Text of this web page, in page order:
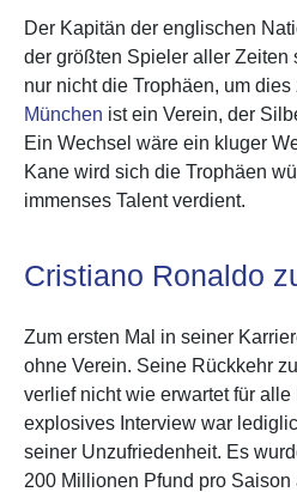
Der Kapitän der englischen
der größten Spieler aller Zeiten
nur nicht die Trophäen, um
München ist ein Verein, der
Ein Wechsel wäre ein kluger
Kane wird sich die Trophäen
immenses Talent verdient.
Cristiano Ronaldo
Zum ersten Mal in seiner
ohne Verein. Seine Rückkehr zu
verlief nicht wie erwartet für
explosives Interview war
seiner Unzufriedenheit. Es
200 Millionen Pfund pro